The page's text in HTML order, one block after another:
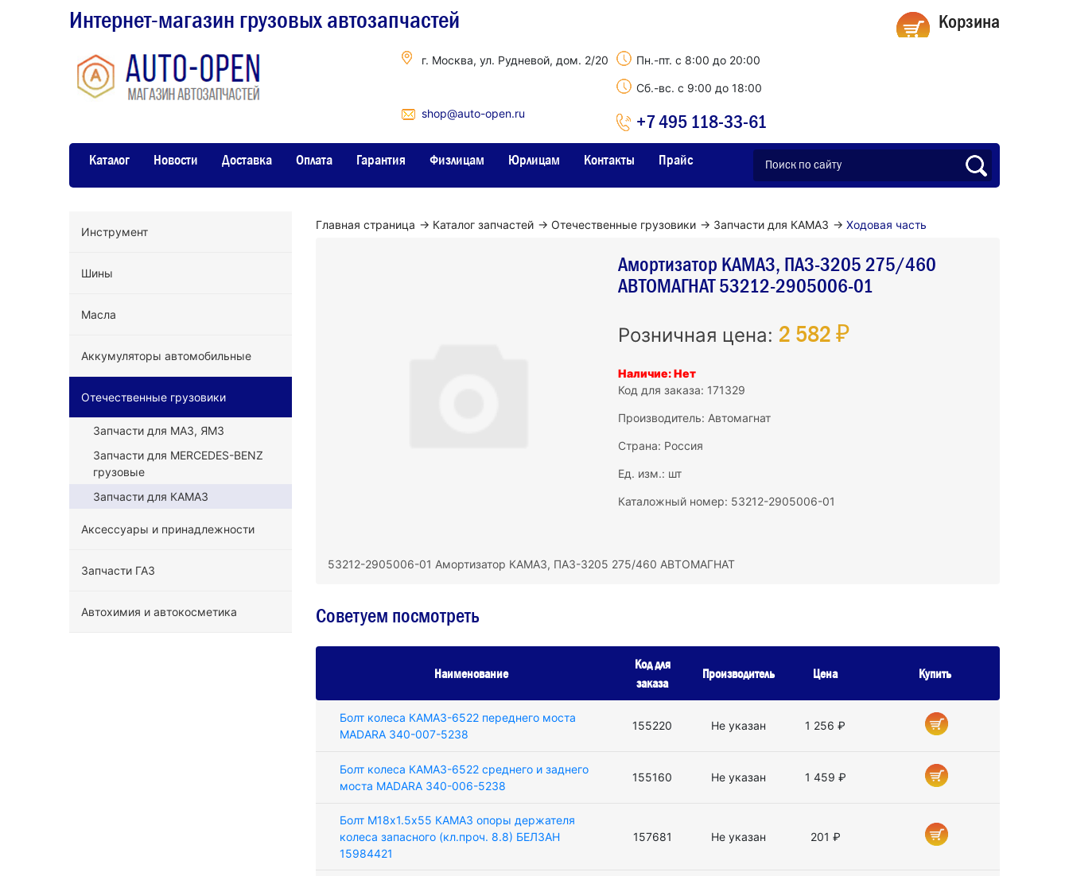
Интернет-магазин грузовых автозапчастей
г. Москва, ул. Рудневой, дом. 2/20
shop@auto-open.ru
Пн.-пт. с 8:00 до 20:00
Сб.-вс. с 9:00 до 18:00
+7 495 118-33-61
Корзина
Каталог Новости Доставка Оплата Гарантия Физлицам Юрлицам Контакты Прайс
Инструмент
Шины
Масла
Аккумуляторы автомобильные
Отечественные грузовики
Запчасти для МАЗ, ЯМЗ
Запчасти для MERCEDES-BENZ
грузовые
Запчасти для КАМАЗ
Аксессуары и принадлежности
Запчасти ГАЗ
Автохимия и автокосметика
Главная страница → Каталог запчастей → Отечественные грузовики → Запчасти для КАМАЗ → Ходовая часть
Амортизатор КАМАЗ, ПАЗ-3205 275/460
АВТОМАГНАТ 53212-2905006-01
Розничная цена: 2 582 ₽
Наличие: Нет
Код для заказа: 171329
Производитель: Автомагнат
Страна: Россия
Ед. изм.: шт
Каталожный номер: 53212-2905006-01
53212-2905006-01 Амортизатор КАМАЗ, ПАЗ-3205 275/460 АВТОМАГНАТ
Советуем посмотреть
Наименование
Код для
заказа
Производитель Цена Купить
Болт колеса КАМАЗ-6522 переднего моста
MADARA 340-007-5238
155220 Не указан 1 256 ₽
Болт колеса КАМАЗ-6522 среднего и заднего
моста MADARA 340-006-5238
155160 Не указан 1 459 ₽
Болт М18х1.5х55 КАМАЗ опоры держателя
колеса запасного (кл.проч. 8.8) БЕЛЗАН
15984421
157681 Не указан 201 ₽